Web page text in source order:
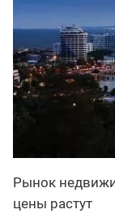
Рынок
цены растут